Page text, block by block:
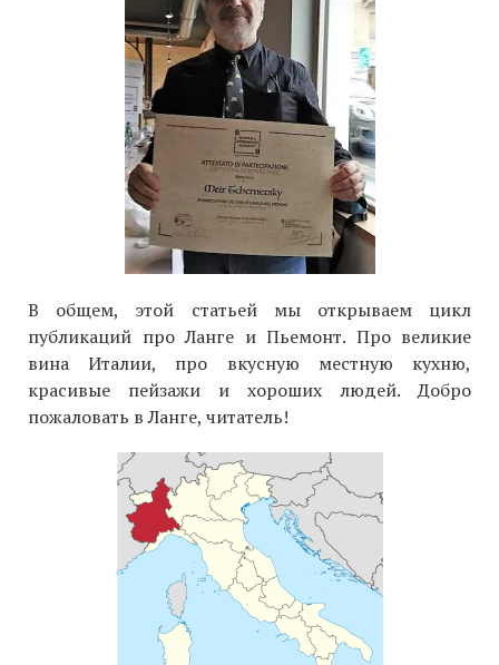
В общем, этой статьей мы открываем цикл
публикаций про Ланге и Пьемонт. Про великие
вина Италии, про вкусную местную кухню,
красивые пейзажи и хороших людей. Добро
пожаловать в Ланге, читатель!